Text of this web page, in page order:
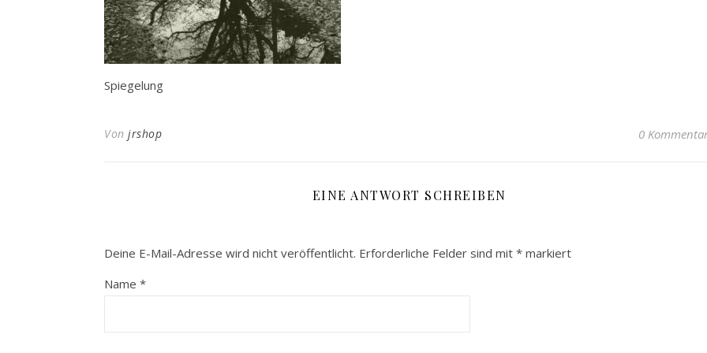
Spiegelung
Von jrshop 0
EINE ANTWORT SCHREIBEN
Deine E-Mail-Adresse wird nicht veröffentlicht. Erforderliche Felder sind mit * markiert
Name *